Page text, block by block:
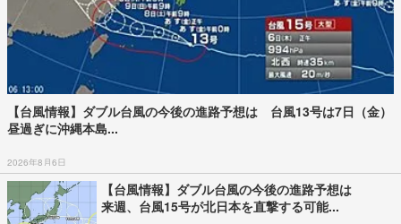
【台風情報】ダブル台風の今後の進路予想は 台風13号は7日（金）
昼過ぎに沖縄本島...
2026年8月6日
【台風情報】ダブル台風の今後の進路予想は
来週、台風15号が北日本を直撃する可能...